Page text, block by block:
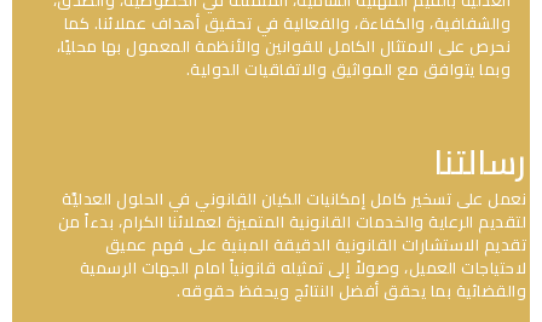
والشفافية، والكفاءة، والفعالية في تحقيق أهداف عملائنا. كما
نحرص على الامتثال الكامل للقوانين والأنظمة المعمول بها محليًا،
وبما يتوافق مع المواثيق والاتفاقيات الدولية.
رسالتنا
نعمل على تسخير كامل إمكانيات الكيان القانوني في الحلول العدليَّة
لتقديم الرعاية والخدمات القانونية المتميزة لعملائنا الكرام، بدءاً من
تقديم الاستشارات القانونية الدقيقة المبنية على فهم عميق
لاحتياجات العميل، وصولاً إلى تمثيله قانونياً امام الجهات الرسمية
والقضائية بما يحقق أفضل النتائج ويحفظ حقوقه.